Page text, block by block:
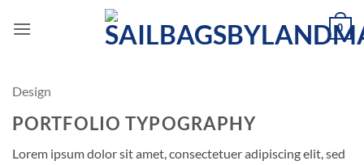
0
Design
PORTFOLIO TYPOGRAPHY
Lorem ipsum dolor sit amet, consectetuer adipiscing elit, sed